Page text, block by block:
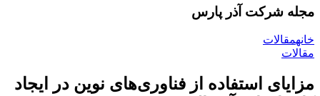
مجله شرکت آذر پارس
خانهمقالات
مقالات
مزایای استفاده از فناوری‌های نوین در ایجاد